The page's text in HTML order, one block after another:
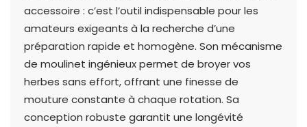
accessoire : c’est l’outil indispensable pour les
amateurs exigeants à la recherche d’une
préparation rapide et homogène. Son mécanisme
de moulinet ingénieux permet de broyer vos
herbes sans effort, offrant une finesse de
mouture constante à chaque rotation. Sa
conception robuste garantit une longévité